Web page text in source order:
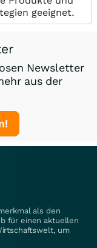
geeignet.
Newsletter
aus der
als den
für einen aktuellen
um